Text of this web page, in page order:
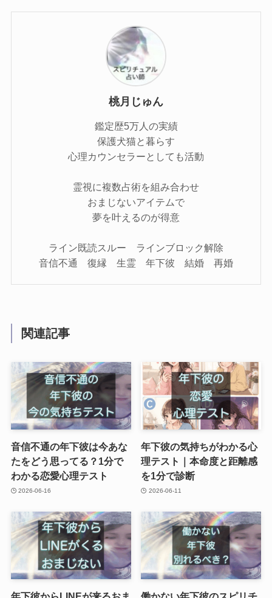
桃月じゅん
鑑定歴5万人の実績
保護犬猫と暮らす
心理カウンセラーとしても活動
霊視に複数占術を組み合わせ
おまじないアイテムで
夢を叶えるのが得意
ライン既読スルー ラインブロック解除
音信不通 復縁 生霊 年下彼 結婚 再婚
関連記事
音信不通の年下彼は今あな
たをどう思ってる？1分で
わかる恋愛心理テスト
2026-06-16
年下彼の気持ちがわかる心
理テスト｜本命度と距離感
を1分で診断
2026-06-11